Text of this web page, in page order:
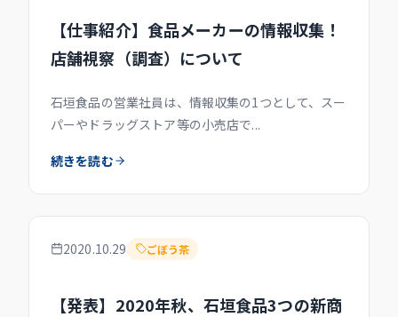
【仕事紹介】食品メーカーの情報収集！
店舗視察（調査）について
石垣食品の営業社員は、情報収集の1つとして、スー
パーやドラッグストア等の小売店で...
続きを読む
2020.10.29 ごぼう茶
【発表】2020年秋、石垣食品3つの新商